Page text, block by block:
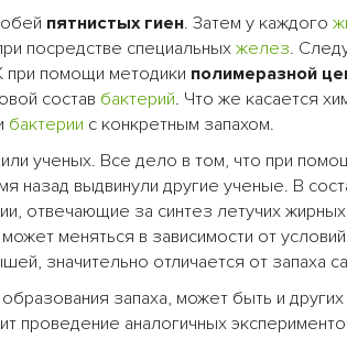
пятнистых гиен. Затем у каждого
посредстве специальных желез.
помощи методики полимеразной
состав бактерий. Что же касается
бактерии с конкретным запахом.
ученых. Все дело в том, что при
назад выдвинули другие ученые. В
отвечающие за синтез летучих
меняться в зависимости от
значительно отличается от запаха
запаха, может быть и
проведение аналогичных